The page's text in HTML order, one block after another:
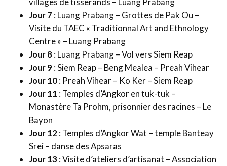
Jour 7 : Luang Prabang – Grottes de Pak Ou –
Visite du TAEC « Traditionnal Art and Ethnology
Centre » – Luang Prabang
Jour 8: Luang Prabang – Vol vers Siem Reap
Jour 9: Siem Reap – Beng Mealea – Preah Vihear
Jour 10: Preah Vihear – Ko Ker – Siem Reap
Jour 11 : Temples d’Angkor en tuk-tuk –
Monastère Ta Prohm, prisonnier des racines – Le
Bayon
Jour 12: Temples d’Angkor Wat – temple Banteay
Srei – danse des Apsaras
Jour 13: Visite d’ateliers d’artisanat – Association